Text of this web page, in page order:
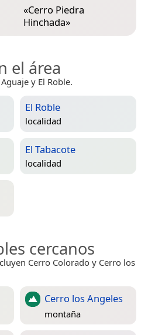
«Cerro Piedra
Hinchada»
el área
y El Roble.
El Roble
localidad
El Tabacote
localidad
cercanos
Cerro Colorado y Cerro los
Cerro los Angeles
montaña